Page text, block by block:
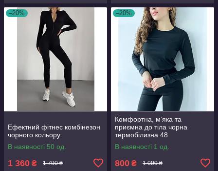
–20%
Ефектний фітнес комбінезон
чорного кольору
В наявності 50 од.
1 360 ₴ 1 700 ₴
–20%
Комфортна, мʼяка та
приємна до тіла чорна
термобілизна 48
В наявності 1 од.
800 ₴ 1 000 ₴